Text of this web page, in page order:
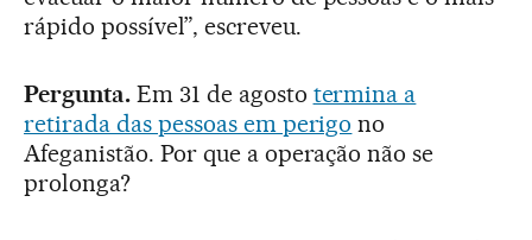
rápido possível”, escreveu.
Pergunta.Em 31 de agosto termina a
retirada das pessoas em perigo no
Afeganistão. Por que a operação não se
prolonga?